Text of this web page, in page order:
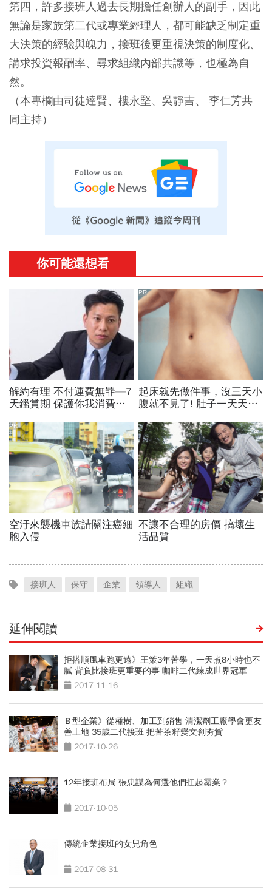
第四，許多接班人過去長期擔任創辦人的副手，因此
無論是家族第二代或專業經理人，都可能缺乏制定重
大決策的經驗與魄力，接班後更重視決策的制度化、
講求投資報酬率、尋求組織內部共識等，也極為自
然。
（本專欄由司徒達賢、樓永堅、吳靜吉、 李仁芳共
同主持）
接班人 保守 企業 領導人 組織
延伸閱讀
拒搭順風車跑更遠》王策3年苦學，一天煮8小時也不
膩 背負比接班更重要的事 咖啡二代練成世界冠軍
2017-11-16
Ｂ型企業》從種樹、加工到銷售 清潔劑工廠學會更友
善土地 35歲二代接班 把苦茶籽變文創夯貨
2017-10-26
12年接班布局 張忠謀為何選他們扛起霸業？
2017-10-05
傳統企業接班的女兒角色
2017-08-31